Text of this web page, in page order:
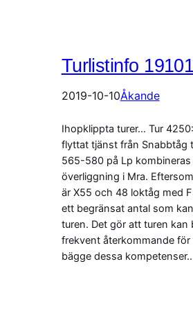
Turlistinfo
2019-10-10Åkande
Ihopklippta turer… Tur
flyttat tjänst från Snabbtåg
565-580 på Lp kombineras
överliggning i Mra.
är X55 och 48 loktåg med
ett begränsat antal som
turen. Det gör att turen kan
frekvent återkommande för
bägge dessa